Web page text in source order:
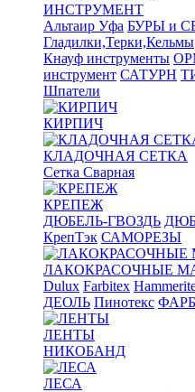
ИНСТРУМЕНТ
Альтаир Уфа БУРЫ и
Гладилки,Терки,Кельмы
Кнауф инструменты
инструмент САТУРН
Шпатели
КИРПИЧ
КЛАДОЧНАЯ СЕТКА
Сетка Сварная
КРЕПЕЖ
ДЮБЕЛЬ-ГВОЗДЬ
КрепТэк САМОРЕЗЫ
ЛАКОКРАСОЧНЫЕ
Dulux Farbitex
ДЕОЛЬ Пинотекс
ЛЕНТЫ
НИКОБАНД
ЛЕСА